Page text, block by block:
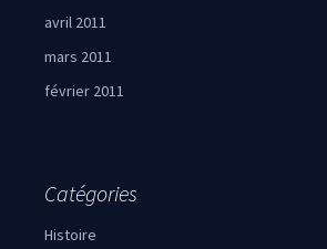
avril 2011
mars 2011
février 2011
Catégories
Histoire